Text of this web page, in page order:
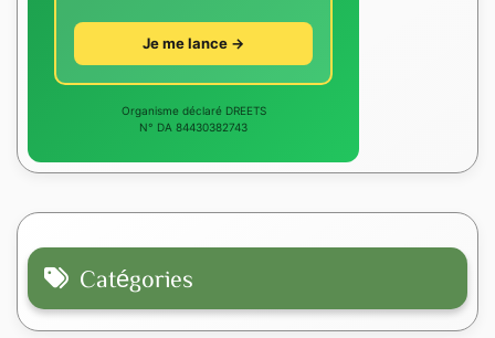
Je me lance →
Organisme déclaré DREETS
N° DA 84430382743
Catégories